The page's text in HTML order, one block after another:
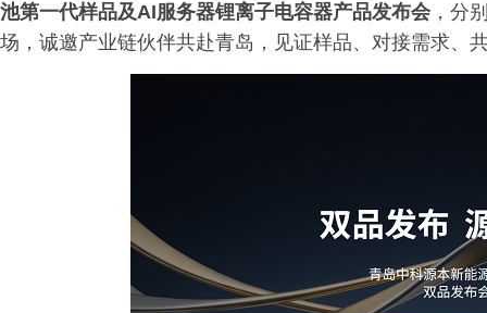
池第一代样品及AI服务器锂离子电容器产品发布会，分
场，诚邀产业链伙伴共赴青岛，见证样品、对接需求、